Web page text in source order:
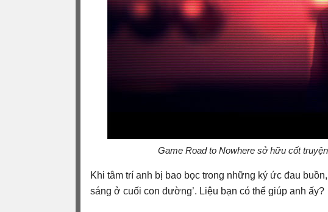
Game Road to Nowhere sở hữu cốt
Khi tâm trí anh bị bao bọc trong những ký ức đau
sáng ở cuối con đường’. Liệu bạn có thể giúp anh ấy?